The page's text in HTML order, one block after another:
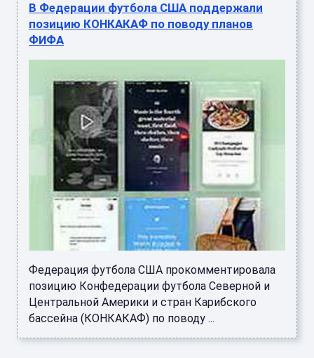
В Федерации футбола США поддержали
позицию КОНКАКАФ по поводу планов
ФИФА
Федерация футбола США прокомментировала
позицию Конфедерации футбола Северной и
Центральной Америки и стран Карибского
бассейна (КОНКАКАФ) по поводу ...